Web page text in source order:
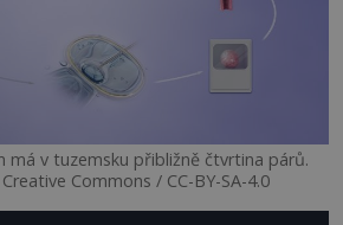
má v tuzemsku přibližně čtvrtina párů.
Commons / CC-BY-SA-4.0